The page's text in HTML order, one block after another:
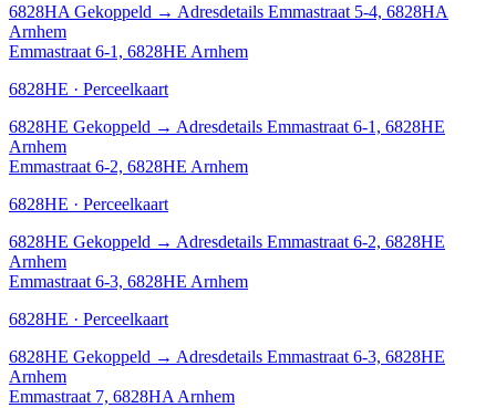
6828HA Gekoppeld → Adresdetails Emmastraat 5-4, 6828HA
Arnhem
Emmastraat 6-1, 6828HE Arnhem
6828HE · Perceelkaart
6828HE Gekoppeld → Adresdetails Emmastraat 6-1, 6828HE
Arnhem
Emmastraat 6-2, 6828HE Arnhem
6828HE · Perceelkaart
6828HE Gekoppeld → Adresdetails Emmastraat 6-2, 6828HE
Arnhem
Emmastraat 6-3, 6828HE Arnhem
6828HE · Perceelkaart
6828HE Gekoppeld → Adresdetails Emmastraat 6-3, 6828HE
Arnhem
Emmastraat 7, 6828HA Arnhem